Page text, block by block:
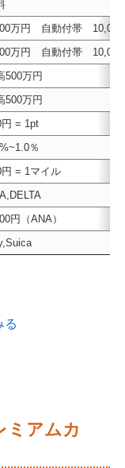
万円 自動付帯
万円 自動付帯
500万円
500万円
円 = 1pt
％
円 = 1マイル
円（ANA）
る
ミアムカ